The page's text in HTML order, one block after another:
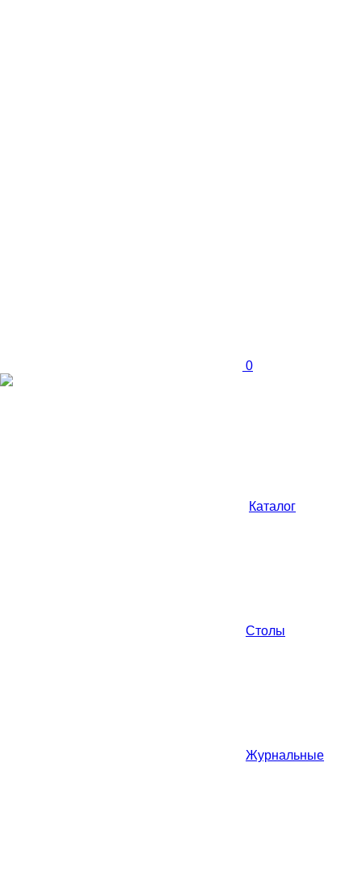
0
Каталог
Столы
Журнальные